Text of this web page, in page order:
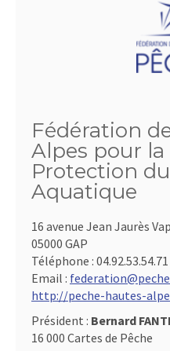
Fédération
Alpes pour la
Protection
Aquatique
16 avenue Jean Jaurès
05000 GAP
Téléphone : 04.92.53.54.71
Email :
http://peche-hautes-
Président : Bernard FANTI
16 000 Cartes de Pêche